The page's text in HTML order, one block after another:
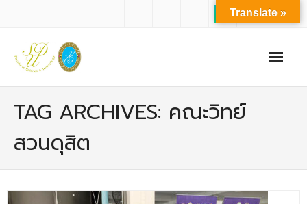
- ปรัชญาการจัดการศึกษา มหาวิทยาลัยสวนดุสิต
TAG ARCHIVES: คณะวิทย์
สวนดุสิต
Translate »